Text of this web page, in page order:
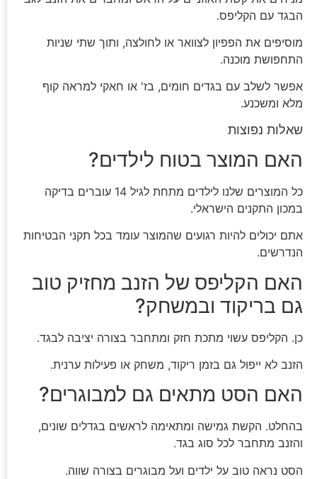
הבגד עם הקליפס.
מוסיפים את הפפיון לצוואר או לחולצה, ותוך שתי שניות
התחפושת מוכנה.
אפשר לשלב עם בגדים חומים, בז' או חאקי למראה קוף
מלא ומשכנע.
שאלות נפוצות
האם המוצר בטוח לילדים?
כל המוצרים שלנו לילדים מתחת לגיל 14 עוברים בדיקה
במכון התקנים הישראלי.
אתם יכולים להיות רגועים שהמוצר עומד בכל תקני הבטיחות
הנדרשים.
האם הקליפס של הזנב מחזיק טוב
גם בריקוד ובמשחק?
כן. הקליפס עשוי מתכת חזק ומתחבר בצורה יציבה לבגד.
הזנב לא ייפול גם בזמן ריקוד, משחק או פעילות ערנית.
האם הסט מתאים גם למבוגרים?
בהחלט. הקשת גמישה ומתאימה לראשים בגדלים שונים,
והזנב מתחבר לכל סוג בגד.
הסט נראה טוב על ילדים ועל מבוגרים בצורה שווה.